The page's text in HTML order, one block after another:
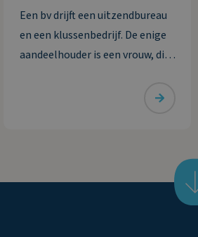
Een bv drijft een uitzendbureau
en een klussenbedrijf. De enige
aandeelhouder is een vrouw, die
bestuurder is. De bv heeft twee